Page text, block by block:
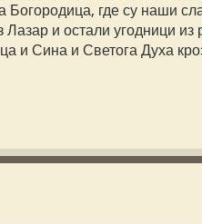
Богородица, где су наши
Лазар и остали угодници
и Сина и Светога Духа